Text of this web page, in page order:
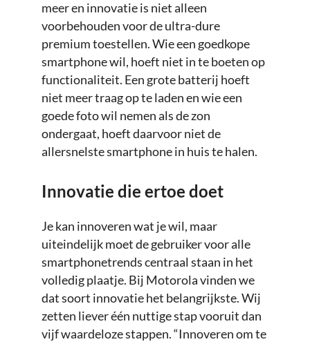
meer en innovatie is niet alleen
voorbehouden voor de ultra-dure
premium toestellen. Wie een goedkope
smartphone wil, hoeft niet in te boeten op
functionaliteit. Een grote batterij hoeft
niet meer traag op te laden en wie een
goede foto wil nemen als de zon
ondergaat, hoeft daarvoor niet de
allersnelste smartphone in huis te halen.
Innovatie die ertoe doet
Je kan innoveren wat je wil, maar
uiteindelijk moet de gebruiker voor alle
smartphonetrends centraal staan in het
volledig plaatje. Bij Motorola vinden we
dat soort innovatie het belangrijkste. Wij
zetten liever één nuttige stap vooruit dan
vijf waardeloze stappen. “Innoveren om te